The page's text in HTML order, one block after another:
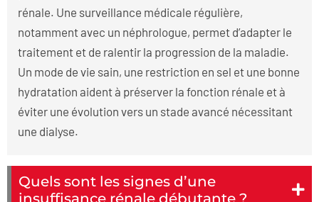
rénale. Une surveillance médicale régulière,
notamment avec un néphrologue, permet d’adapter le
traitement et de ralentir la progression de la maladie.
Un mode de vie sain, une restriction en sel et une bonne
hydratation aident à préserver la fonction rénale et à
éviter une évolution vers un stade avancé nécessitant
une dialyse.
Quels sont les signes d’une
insuffisance rénale débutante ?